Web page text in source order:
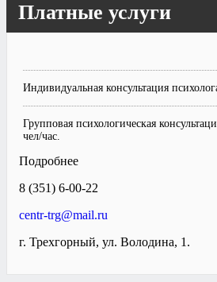
Платные услуги
Индивидуальная консультация
Групповая психологическая
чел/час.
Подробнее
8 (351) 6-00-22
centr-trg@mail.ru
г. Трехгорный, ул. Володина, 1.